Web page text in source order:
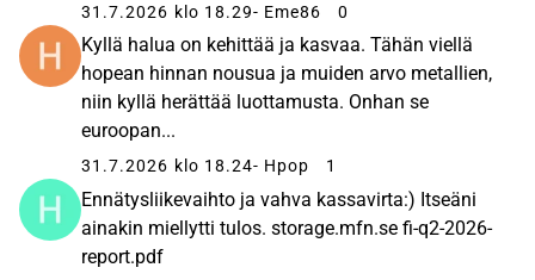
31.7.2026 klo 18.29- Eme86 0
Kyllä halua on kehittää ja kasvaa. Tähän viellä
hopean hinnan nousua ja muiden arvo metallien,
niin kyllä herättää luottamusta. Onhan se
euroopan...
31.7.2026 klo 18.24- Hpop 1
Ennätysliikevaihto ja vahva kassavirta:) Itseäni
ainakin miellytti tulos. storage.mfn.se fi-q2-2026-
report.pdf